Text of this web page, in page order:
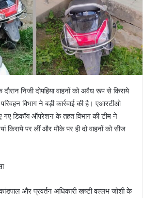
निजी दोपहिया वाहनों को अवैध रूप से किराये
विभाग ने बड़ी कार्रवाई की है। एआरटीओ
गए डिकॉय ऑपरेशन के तहत विभाग की टीम ने
किराये पर लीं और मौके पर ही दो वाहनों को सीज
और प्रवर्तन अधिकारी खष्टी वल्लभ जोशी के